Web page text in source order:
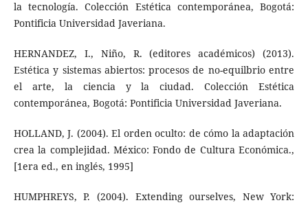
la tecnología. Colección Estética contemporánea, Bogotá:
Pontificia Universidad Javeriana.
HERNANDEZ, I., Niño, R. (editores académicos) (2013).
Estética y sistemas abiertos: procesos de no-equilbrio entre
el arte, la ciencia y la ciudad. Colección Estética
contemporánea, Bogotá: Pontificia Universidad Javeriana.
HOLLAND, J. (2004). El orden oculto: de cómo la adaptación
crea la complejidad. México: Fondo de Cultura Económica.,
[1era ed., en inglés, 1995]
HUMPHREYS, P. (2004). Extending ourselves, New York: